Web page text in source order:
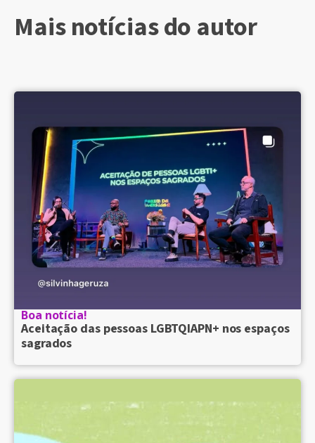
Mais notícias do autor
Boa notícia!
Aceitação das pessoas LGBTQIAPN+ nos espaços
sagrados